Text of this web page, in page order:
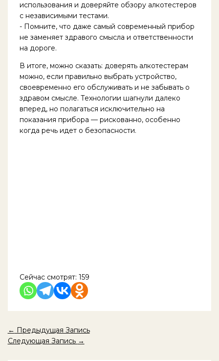
использования и доверяйте обзору алкотестеров
с независимыми тестами.
- Помните, что даже самый современный прибор
не заменяет здравого смысла и ответственности
на дороге.
В итоге, можно сказать: доверять алкотестерам
можно, если правильно выбрать устройство,
своевременно его обслуживать и не забывать о
здравом смысле. Технологии шагнули далеко
вперед, но полагаться исключительно на
показания прибора — рискованно, особенно
когда речь идет о безопасности.
Сейчас смотрят: 159
← Предыдущая Запись
Следующая Запись →